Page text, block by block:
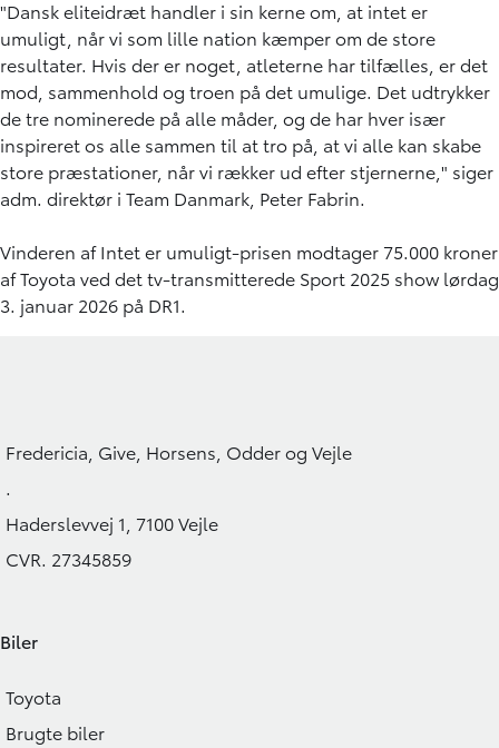
"Dansk eliteidræt handler i sin kerne om, at intet er
umuligt, når vi som lille nation kæmper om de store
resultater. Hvis der er noget, atleterne har tilfælles, er det
mod, sammenhold og troen på det umulige. Det udtrykker
de tre nominerede på alle måder, og de har hver især
inspireret os alle sammen til at tro på, at vi alle kan skabe
store præstationer, når vi rækker ud efter stjernerne," siger
adm. direktør i Team Danmark, Peter Fabrin.
Vinderen af Intet er umuligt-prisen modtager 75.000 kroner
af Toyota ved det tv-transmitterede Sport 2025 show lørdag
3. januar 2026 på DR1.
Fredericia, Give, Horsens, Odder og Vejle
.
Haderslevvej 1, 7100 Vejle
CVR. 27345859
Biler
Toyota
Brugte biler